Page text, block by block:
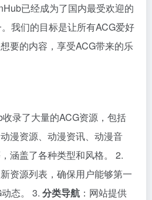
已经成为了国内最受欢迎的
我们的目标是让所有ACG爱好
要的内容，享受ACG带来的乐
收录了大量的ACG资源，包括
漫资源、动漫资讯、动漫音
涵盖了各种类型和风格。 2.
资源列表，确保用户能够第一
态。 3. 分类导航 ：网站提供